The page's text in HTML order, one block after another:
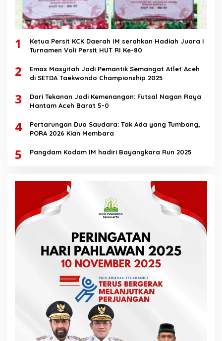
1
Ketua Persit KCK Daerah IM serahkan Hadiah Juara I
Turnamen Voli Persit HUT RI Ke-80
2
Emas Masyitah Jadi Pemantik Semangat Atlet Aceh
di SETDA Taekwondo Championship 2025
3
Dari Tekanan Jadi Kemenangan: Futsal Nagan Raya
Hantam Aceh Barat 5-0
4
Pertarungan Dua Saudara: Tak Ada yang Tumbang,
PORA 2026 Kian Membara
5 Pangdam Kodam IM hadiri Bayangkara Run 2025